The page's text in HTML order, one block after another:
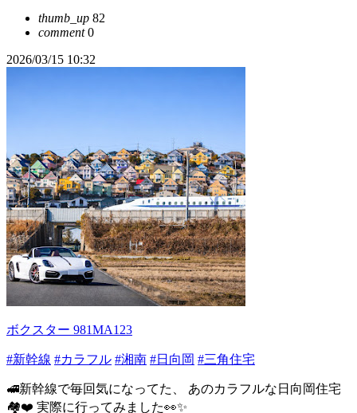
thumb_up 82
comment0
2026/03/15 10:32
ボクスター 981MA123
#新幹線 #カラフル #湘南 #日向岡 #三角住宅
🚅新幹線で毎回気になってた、 あのカラフルな日向岡住宅
🏘️❤️ 実際に行ってみました👀✨